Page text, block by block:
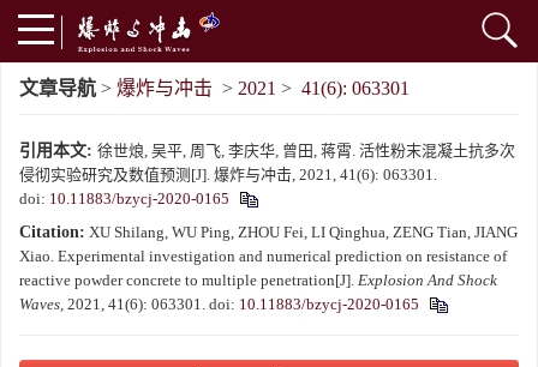
文章导航 > 爆炸与冲击 > 2021 > 41(6): 063301
引用本文: 徐世烺, 吴平, 周飞, 李庆华, 曾田, 蒋霄. 活性粉末混凝土抗多次
侵彻实验研究及数值预测[J]. 爆炸与冲击, 2021, 41(6): 063301.
doi: 10.11883/bzycj-2020-0165
Citation: XU Shilang, WU Ping, ZHOU Fei, LI Qinghua, ZENG Tian, JIANG
Xiao. Experimental investigation and numerical prediction on resistance of
reactive powder concrete to multiple penetration[J]. Explosion And Shock
Waves, 2021, 41(6): 063301. doi: 10.11883/bzycj-2020-0165